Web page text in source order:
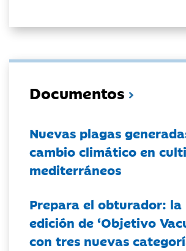
Documentos
Nuevas plagas
cambio climático en
mediterráneos
Prepara el obturador: la
edición de ‘Objetivo
con tres nuevas